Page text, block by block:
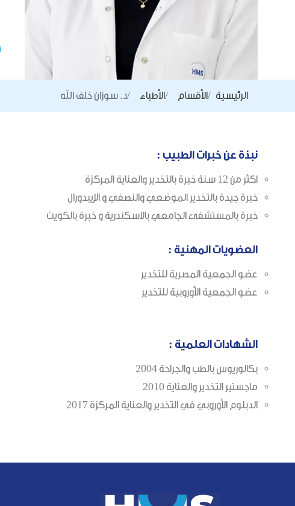
الرئيسية الأقسام الأطباء د. سوزان خلف الله
نبذة عن خبرات الطبيب :
اكثر من 12 سنة خبرة بالتخدير والعناية المركزة
خبرة جيدة بالتخدير الموضعي والنصفي و الإيبدورال
خبرة بالمستشفى الجامعي بالاسكندرية و خبرة بالكويت
العضويات المهنية :
عضو الجمعية المصرية للتخدير
عضو الجمعية الأوروبية للتخدير
الشهادات العلمية :
بكالوريوس بالطب والجراحة 2004
ماجستير التخدير والعناية 2010
الدبلوم الأوروبي في التخدير والعناية المركزة 2017